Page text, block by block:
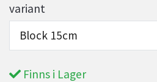
variant
Block 15cm
Finns i Lager